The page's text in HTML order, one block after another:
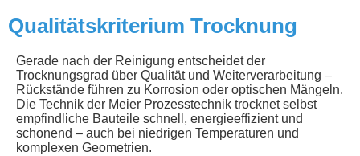
Qualitätskriterium Trocknung
Gerade nach der Reinigung entscheidet der
Trocknungsgrad über Qualität und Weiterverarbeitung –
Rückstände führen zu Korrosion oder optischen Mängeln.
Die Technik der Meier Prozesstechnik trocknet selbst
empfindliche Bauteile schnell, energieeffizient und
schonend – auch bei niedrigen Temperaturen und
komplexen Geometrien.